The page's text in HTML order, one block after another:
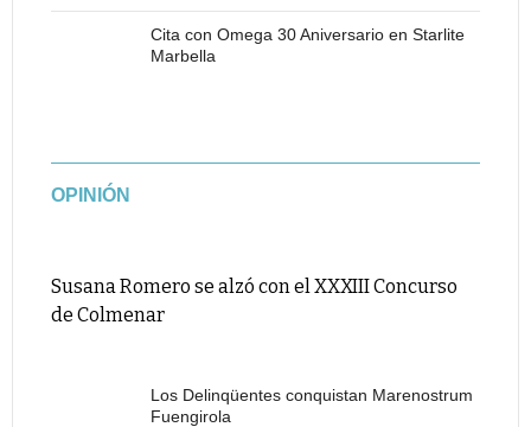
Cita con Omega 30 Aniversario en Starlite
Marbella
OPINIÓN
Susana Romero se alzó con el XXXIII Concurso
de Colmenar
Los Delinqüentes conquistan Marenostrum
Fuengirola